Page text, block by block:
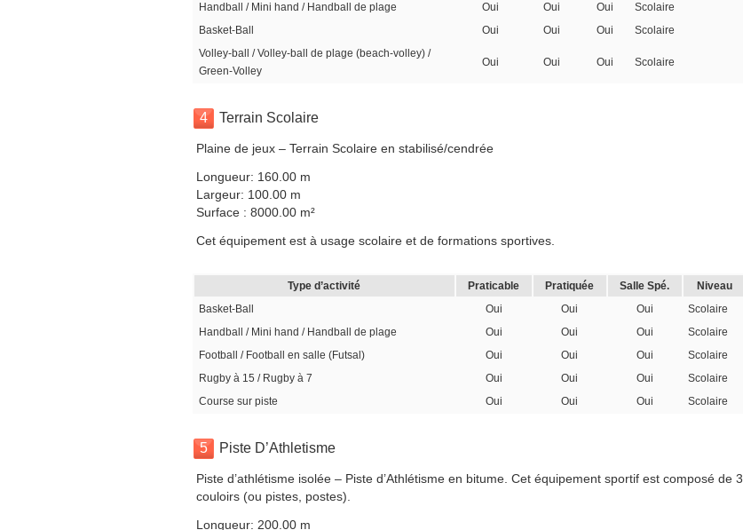
Handball / Mini hand / Handball de plage
Oui Oui Oui
Scolaire
Basket-Ball
Oui Oui Oui
Scolaire
Volley-ball / Volley-ball de plage (beach-volley) /
Green-Volley
Oui Oui Oui Scolaire
4 Terrain Scolaire
Plaine de jeux – Terrain Scolaire en stabilisé/cendrée
Longueur: 160.00 m
Largeur: 100.00 m
Surface : 8000.00 m²
Cet équipement est à usage scolaire et de formations sportives.
Type d’activité Praticable Pratiquée Salle Spé.
Niveau
Basket-Ball
Oui Oui Oui
Scolaire
Handball / Mini hand / Handball de plage
Oui Oui Oui
Scolaire
Football / Football en salle (Futsal)
Oui Oui Oui
Scolaire
Rugby à 15 / Rugby à 7
Oui Oui Oui
Scolaire
Course sur piste
Oui Oui Oui Scolaire
5 Piste D’Athletisme
Piste d’athlétisme isolée – Piste d’Athlétisme en bitume. Cet équipement sportif est composé de 3
couloirs (ou pistes, postes).
Longueur: 200.00 m